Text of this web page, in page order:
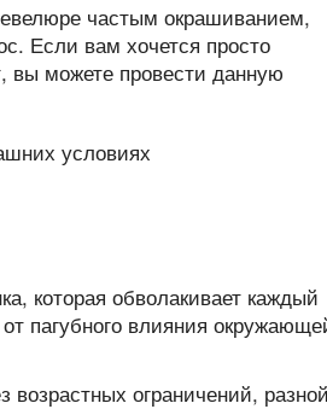
частым окрашиванием,
Если вам хочется просто
вы можете провести данную
условиях
которая обволакивает каждый
пагубного влияния
возрастных ограничений,